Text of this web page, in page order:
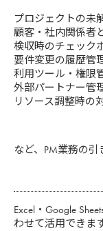
プロジェクトの未
顧客・社内関係者
検収時のチェック
要件変更の履歴管
利用ツール・権限
外部パートナー管
リソース調整時の
など、PM業務の
Excel・Google
わせて活用できます